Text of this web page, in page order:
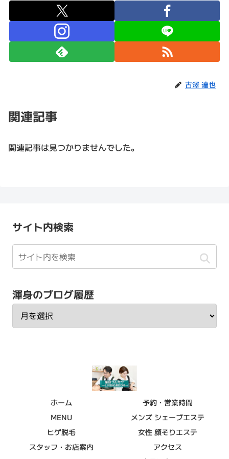
古澤 達也
関連記事
関連記事は見つかりませんでした。
サイト内検索
渾身のブログ履歴
ホーム
予約・営業時間
MENU
メンズ シェーブエステ
ヒゲ脱毛
女性 顔そりエステ
スタッフ・お店案内
アクセス